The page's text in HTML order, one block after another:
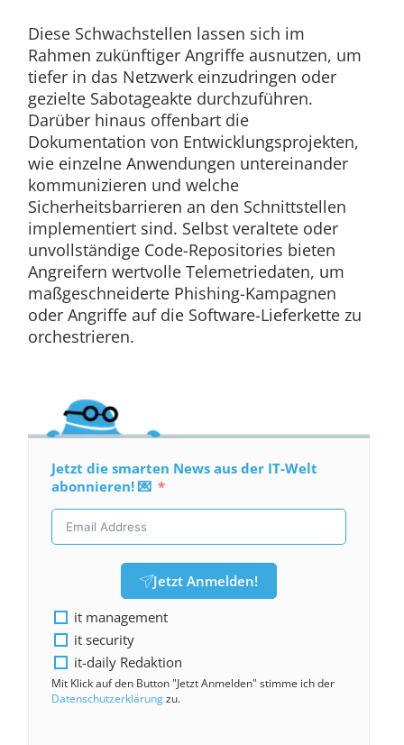
Diese Schwachstellen lassen sich im
Rahmen zukünftiger Angriffe ausnutzen, um
tiefer in das Netzwerk einzudringen oder
gezielte Sabotageakte durchzuführen.
Darüber hinaus offenbart die
Dokumentation von Entwicklungsprojekten,
wie einzelne Anwendungen untereinander
kommunizieren und welche
Sicherheitsbarrieren an den Schnittstellen
implementiert sind. Selbst veraltete oder
unvollständige Code-Repositories bieten
Angreifern wertvolle Telemetriedaten, um
maßgeschneiderte Phishing-Kampagnen
oder Angriffe auf die Software-Lieferkette zu
orchestrieren.
Jetzt die smarten News aus der IT-Welt
abonnieren! 💌
Jetzt Anmelden!
it management
it security
it-daily Redaktion
Mit Klick auf den Button "Jetzt Anmelden" stimme ich der
Datenschutzerklärungzu.